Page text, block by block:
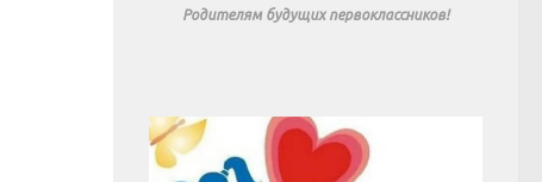
Родителям будущих первоклассников!